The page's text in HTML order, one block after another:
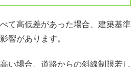
て高低差があった場合、建築基準
響があります。
い場合、道路からの斜線制限若し